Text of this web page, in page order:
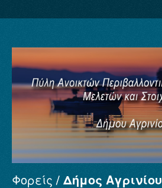
Σύνολα Δεδομένων
Φορείς Δήμος Αγρινίου